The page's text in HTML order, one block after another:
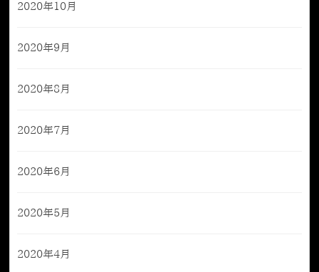
2020年10月
2020年9月
2020年8月
2020年7月
2020年6月
2020年5月
2020年4月